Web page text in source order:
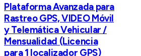
Plataforma Avanzada para
Rastreo GPS, VIDEO Móvil
y Telemática Vehicular /
Mensualidad (Licencia
para 1 localizador GPS)